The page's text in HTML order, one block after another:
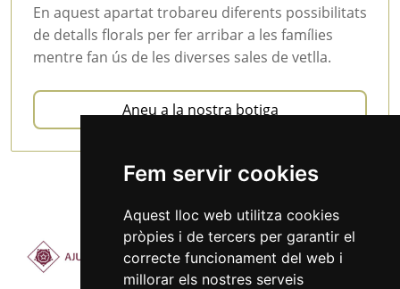
Fem servir cookies
Aquest lloc web utilitza cookies
pròpies i de tercers per garantir el
correcte funcionament del web i
millorar els nostres serveis
En aquest apartat trobareu diferents possibilitats
de detalls florals per fer arribar a les famílies
mentre fan ús de les diverses sales de vetlla.
Aneu a la nostra botiga